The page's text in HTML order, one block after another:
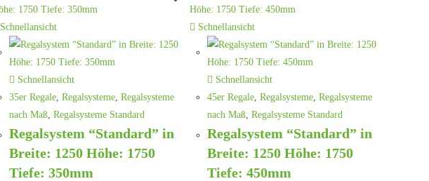
Schnellansicht
Schnellansicht
35er Regale, Regalsysteme, Regalsysteme
nach Maß, Regalsysteme Standard
Regalsystem “Standard” in
Breite: 1250 Höhe: 1750
Tiefe: 350mm
Schnellansicht
Schnellansicht
45er Regale, Regalsysteme, Regalsysteme
nach Maß, Regalsysteme Standard
Regalsystem “Standard” in
Breite: 1250 Höhe: 1750
Tiefe: 450mm